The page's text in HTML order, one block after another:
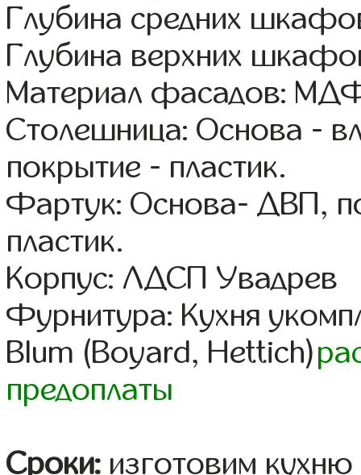
Глубина средних
Глубина верхних
Материал фасадов:
Столешница: Основа -
покрытие - пластик.
Фартук: Основа- ДВП,
пластик.
Корпус: ЛДСП Увадрев
Фурнитура: Кухня
Blum (Boyard, Hettich)
предоплаты
Сроки: изготовим